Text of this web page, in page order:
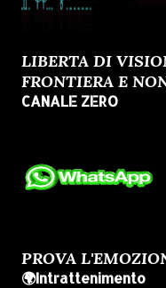
LIBERTA DI
FRONTIERA E
CANALE ZERO
PROVA
🌍Intrattenimento